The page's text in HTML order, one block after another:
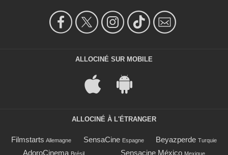
ALLOCINÉ SUR MOBILE
ALLOCINÉ À L'ÉTRANGER
Filmstarts Allemagne SensaCine Espagne Beyazperde Turquie
AdoroCinema Brésil Sensacine México Mexique